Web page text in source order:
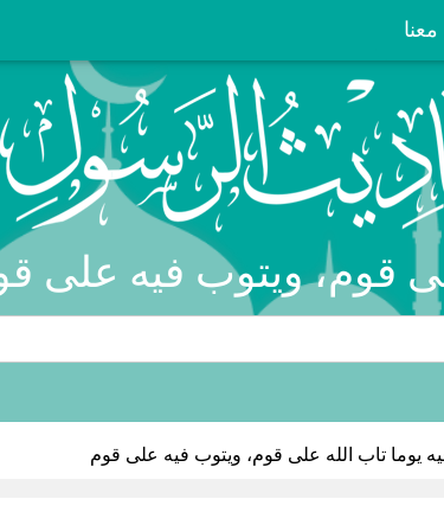
قوم، ويتوب فيه على
يوما تاب الله على قوم، ويتوب فيه على قوم